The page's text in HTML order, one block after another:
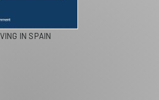
IN SPAIN